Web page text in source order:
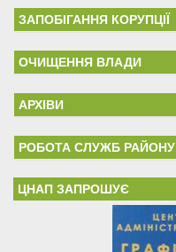
ЗАПОБІГАННЯ КОРУПЦІЇ
ОЧИЩЕННЯ ВЛАДИ
АРХІВИ
РОБОТА СЛУЖБ РАЙОНУ
ЦНАП ЗАПРОШУЄ